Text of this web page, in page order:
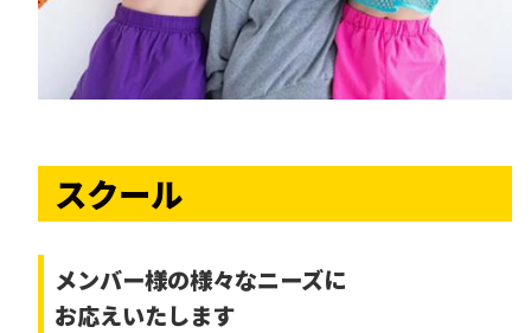
スクール
メンバー様の様々なニーズに
お応えいたします